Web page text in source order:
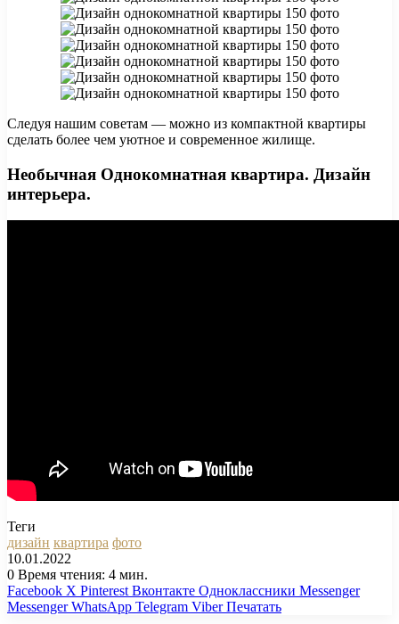
Следуя нашим советам — можно из компактной квартиры
сделать более чем уютное и современное жилище.
Необычная Однокомнатная квартира. Дизайн
интерьера.
Теги
дизайн квартира фото
10.01.2022
0 Время чтения: 4 мин.
Facebook X Pinterest Вконтакте Одноклассники Messenger
Messenger WhatsApp Telegram Viber Печатать